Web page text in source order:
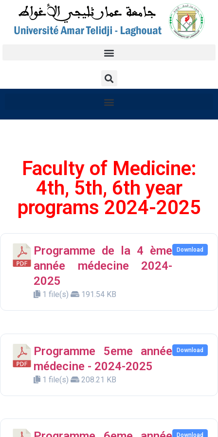
Faculty of Medicine:
4th, 5th, 6th year
programs 2024-2025
Programme de la 4 ème
année médecine 2024-
2025
1 file(s) 191.54 KB
Download
Programme 5eme année
médecine - 2024-2025
1 file(s) 208.21 KB
Download
Download